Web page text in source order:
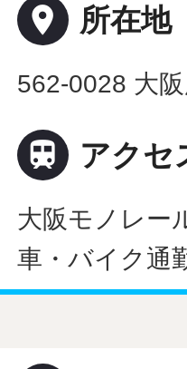
place 所在地
562-0028 大
 アクセ
大阪モノレー
車・バイク通